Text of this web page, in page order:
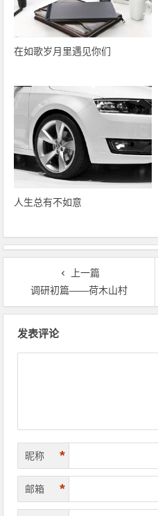
在如歌岁月里遇见你们
人生总有不如意
上一篇
调研初篇――荷木山村
发表评论
昵称 *
邮箱 *